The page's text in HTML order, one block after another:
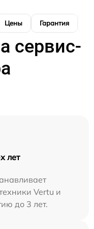
Цены Гарантия
сервис-
лет
Vertu и
до 3 лет.